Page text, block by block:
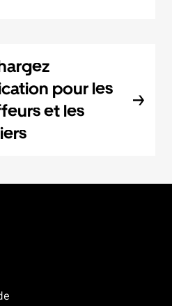
pour les
et les